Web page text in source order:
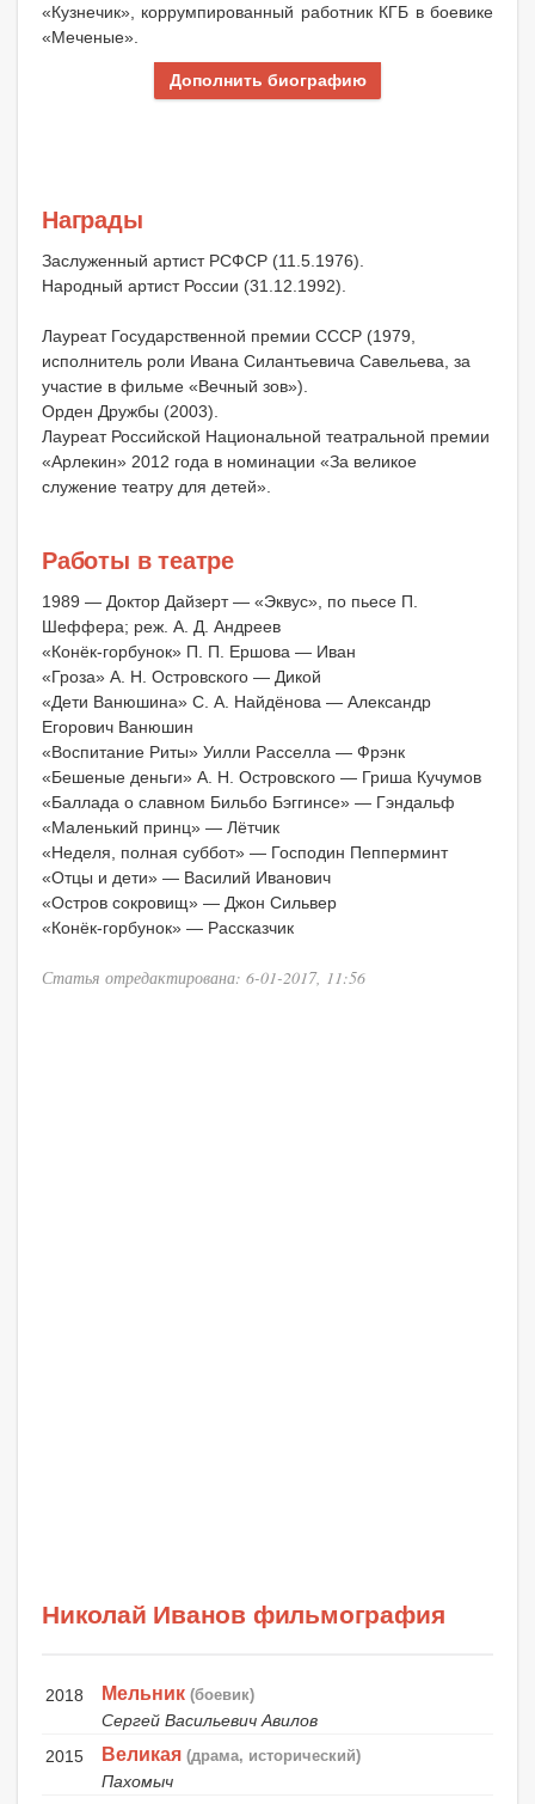
«Кузнечик», коррумпированный работник КГБ в боевике
«Меченые».
Дополнить биографию
Награды
Заслуженный артист РСФСР (11.5.1976).
Народный артист России (31.12.1992).
Лауреат Государственной премии СССР (1979,
исполнитель роли Ивана Силантьевича Савельева, за
участие в фильме «Вечный зов»).
Орден Дружбы (2003).
Лауреат Российской Национальной театральной премии
«Арлекин» 2012 года в номинации «За великое
служение театру для детей».
Работы в театре
1989 — Доктор Дайзерт — «Эквус», по пьесе П.
Шеффера; реж. А. Д. Андреев
«Конёк-горбунок» П. П. Ершова — Иван
«Гроза» А. Н. Островского — Дикой
«Дети Ванюшина» С. А. Найдёнова — Александр
Егорович Ванюшин
«Воспитание Риты» Уилли Расселла — Фрэнк
«Бешеные деньги» А. Н. Островского — Гриша Кучумов
«Баллада о славном Бильбо Бэггинсе» — Гэндальф
«Маленький принц» — Лётчик
«Неделя, полная суббот» — Господин Пепперминт
«Отцы и дети» — Василий Иванович
«Остров сокровищ» — Джон Сильвер
«Конёк-горбунок» — Рассказчик
Статья отредактирована: 6-01-2017, 11:56
Николай Иванов фильмография
2018 Мельник (боевик)
Сергей Васильевич Авилов
2015
Великая (драма, исторический)
Пахомыч